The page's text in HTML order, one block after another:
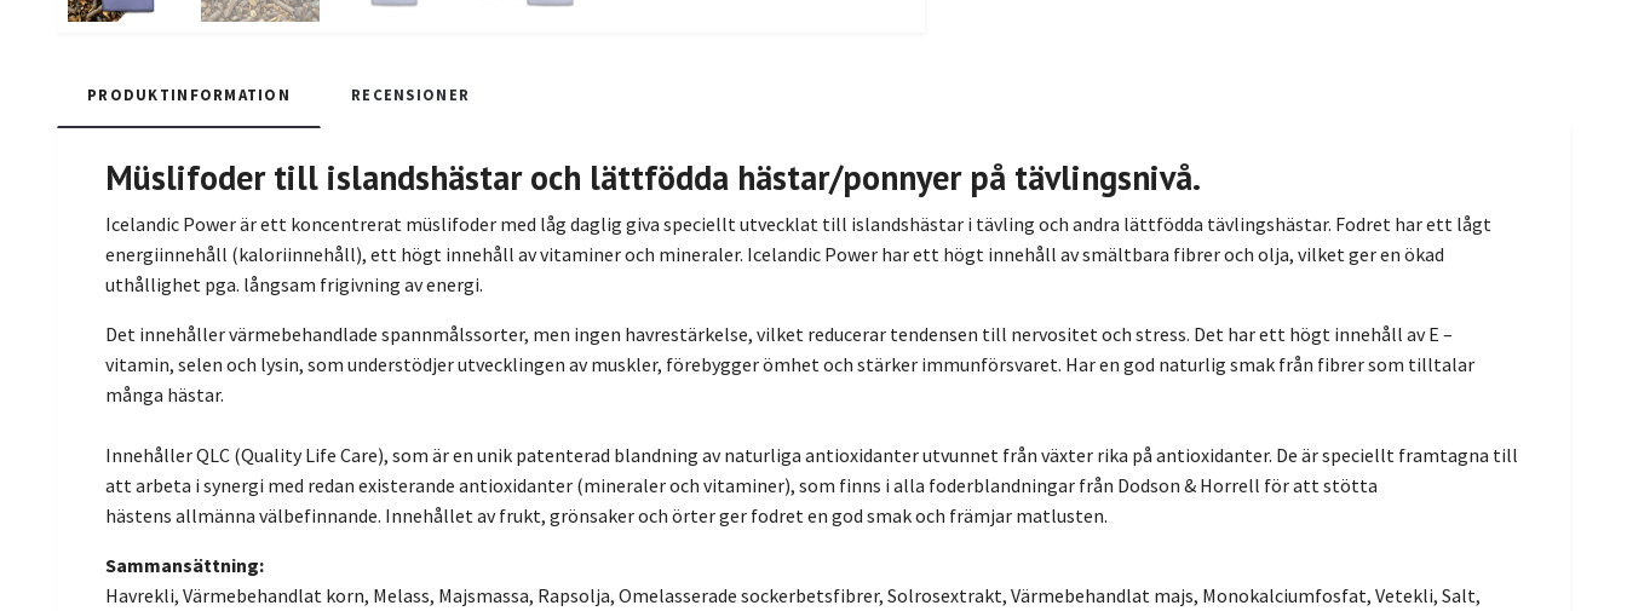
PRODUKTINFORMATION RECENSIONER
Müslifoder till islandshästar och lättfödda hästar/ponnyer på tävlingsnivå.
Icelandic Power är ett koncentrerat müslifoder med låg daglig giva speciellt utvecklat till islandshästar i tävling och andra lättfödda tävlingshästar. Fodret har ett lågt
energiinnehåll (kaloriinnehåll), ett högt innehåll av vitaminer och mineraler. Icelandic Power har ett högt innehåll av smältbara fibrer och olja, vilket ger en ökad
uthållighet pga. långsam frigivning av energi.
Det innehåller värmebehandlade spannmålssorter, men ingen havrestärkelse, vilket reducerar tendensen till nervositet och stress. Det har ett högt innehåll av E –
vitamin, selen och lysin, som understödjer utvecklingen av muskler, förebygger ömhet och stärker immunförsvaret. Har en god naturlig smak från fibrer som tilltalar
många hästar.
Innehåller QLC (Quality Life Care), som är en unik patenterad blandning av naturliga antioxidanter utvunnet från växter rika på antioxidanter. De är speciellt framtagna till
att arbeta i synergi med redan existerande antioxidanter (mineraler och vitaminer), som finns i alla foderblandningar från Dodson & Horrell för att stötta
hästens allmänna välbefinnande. Innehållet av frukt, grönsaker och örter ger fodret en god smak och främjar matlusten.
Sammansättning:
Havrekli, Värmebehandlat korn, Melass, Majsmassa, Rapsolja, Omelasserade sockerbetsfibrer, Solrosextrakt, Värmebehandlat majs, Monokalciumfosfat, Vetekli, Salt,